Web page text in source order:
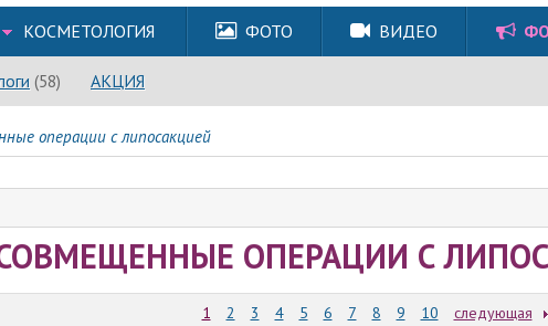
КОСМЕТОЛОГИЯ ФОТО ВИДЕО
(58) АКЦИЯ
операции с липосакцией
ОПЕРАЦИИ С
1 2 3 4 5 6 7 8 9 10 следующая